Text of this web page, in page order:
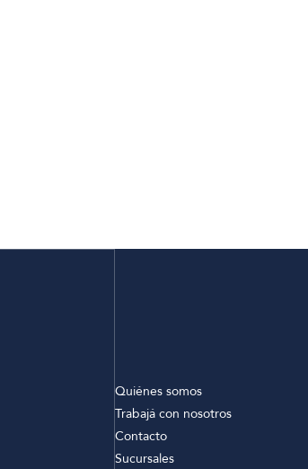
Quiénes somos
Trabajá con nosotros
Contacto
Sucursales